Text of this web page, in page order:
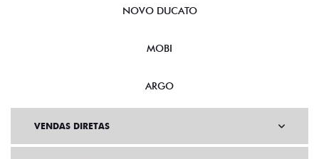
NOVO DUCATO
MOBI
ARGO
VENDAS DIRETAS